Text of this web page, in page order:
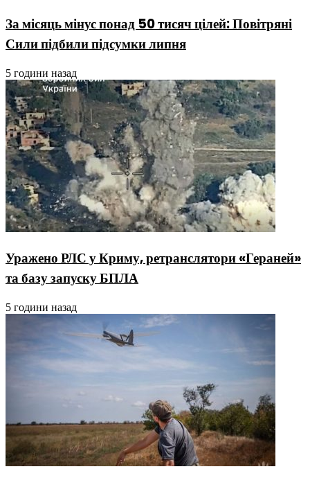
За місяць мінус понад 50 тисяч цілей: Повітряні
Сили підбили підсумки липня
5 години назад
Уражено РЛС у Криму, ретранслятори «Гераней»
та базу запуску БПЛА
5 години назад